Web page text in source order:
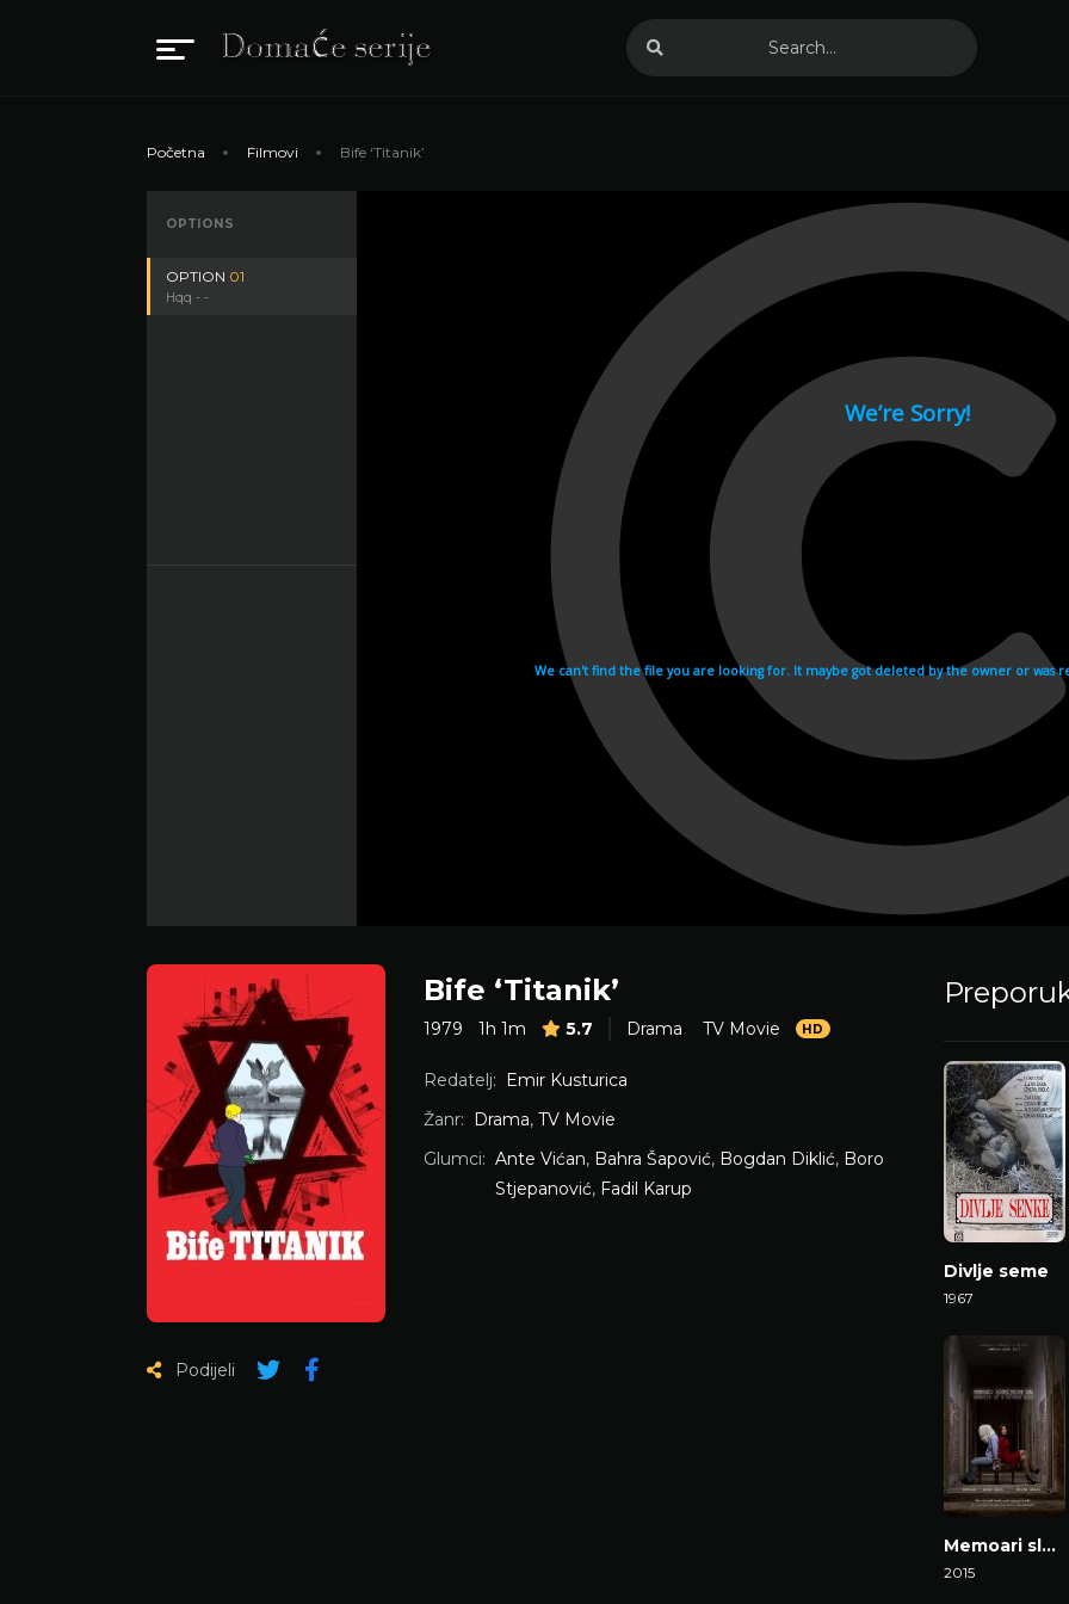
Početna Filmovi Bife ‘Titanik’
OPTIONS
OPTION 01
Hqq - -
Bife ‘Titanik’
1979 1h 1m 5.7 Drama TV Movie HD
Redatelj:
Emir Kusturica
Žanr:
Drama, TV Movie
Glumci: Ante Vićan, Bahra Šapović, Bogdan Diklić, Boro
Stjepanović, Fadil Karup
Podijeli
Divlje seme
1967
Memoari slomljenog uma
2015